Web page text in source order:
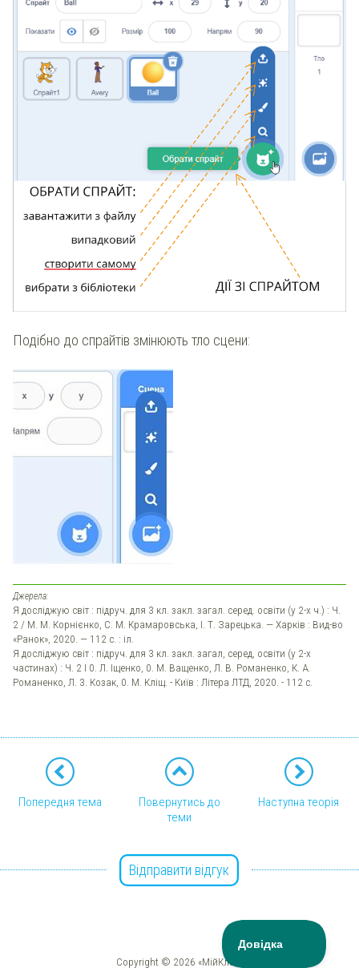
Подібно до спрайтів змінюють тло сцени:
Джерела:
Я досліджую світ : підруч. для 3 кл. закл. загал. серед. освіти (у 2-х ч.) : Ч.
2 / М. М. Корнієнко, С. М. Крамаровська, І. Т. Зарецька. — Харків : Вид-во
«Ранок», 2020. — 112 с. : іл.
Я досліджую світ : підруч. для 3 кл. закл. загал, серед, освіти (у 2-х
частинах) : Ч. 2 І 0. Л. Іщенко, 0. М. Ващенко, Л. В. Романенко, К. А.
Романенко, Л. 3. Козак, 0. М. Кліщ. - Київ : Літера ЛТД, 2020. - 112 с.
Попередня тема
Повернутись до
теми
Наступна теорія
Відправити відгук
Copyright © 2026 «МійКлас»